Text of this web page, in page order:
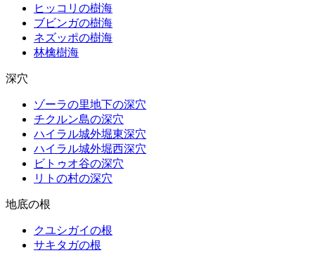
ヒッコリの樹海
ブビンガの樹海
ネズッポの樹海
林檎樹海
深穴
ゾーラの里地下の深穴
チクルン島の深穴
ハイラル城外堀東深穴
ハイラル城外堀西深穴
ビトゥオ谷の深穴
リトの村の深穴
地底の根
クユシガイの根
サキタガの根